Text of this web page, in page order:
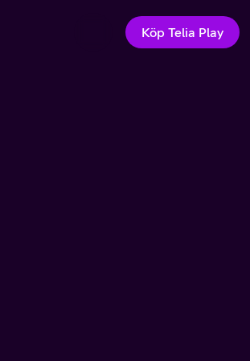
Köp Telia Play